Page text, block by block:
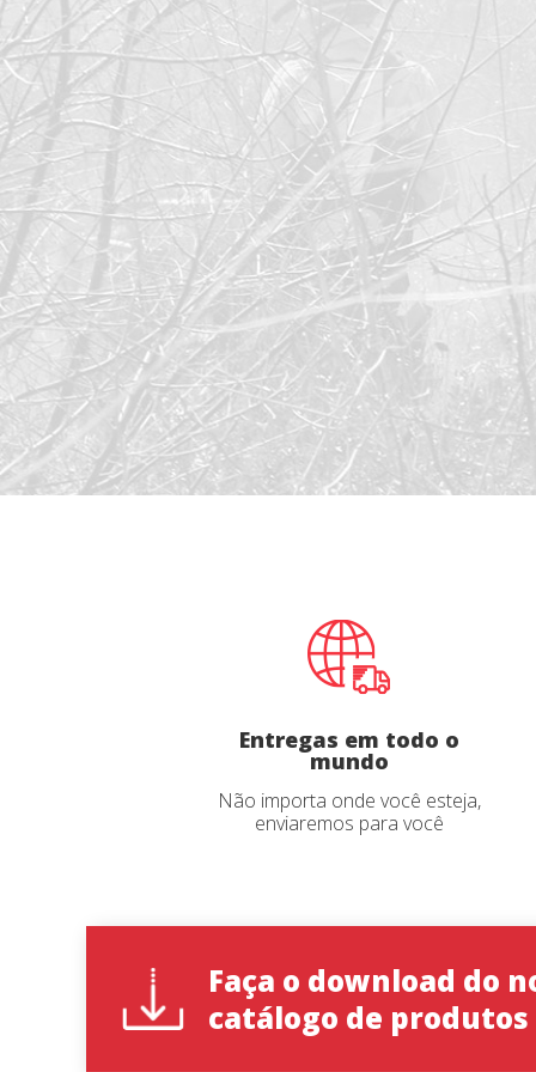
Entregas em todo o
mundo
Não importa onde você esteja,
enviaremos para você
Faça o download do
catálogo de produtos
Esses
exibir